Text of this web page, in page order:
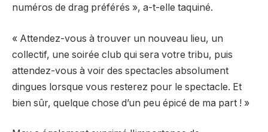
numéros de drag préférés », a-t-elle taquiné.
« Attendez-vous à trouver un nouveau lieu, un
collectif, une soirée club qui sera votre tribu, puis
attendez-vous à voir des spectacles absolument
dingues lorsque vous resterez pour le spectacle. Et
bien sûr, quelque chose d’un peu épicé de ma part ! »